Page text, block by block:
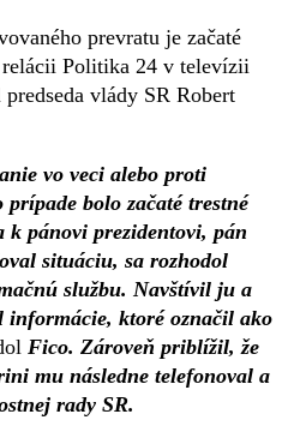
prevratu je začaté
Politika 24 v televízii
vlády SR Robert
vo veci alebo proti
bolo začaté trestné
k pánovi prezidentovi, pán
situáciu, sa rozhodol
službu. Navštívil ju a
informácie, ktoré označil ako
Fico. Zároveň priblížil, že
mu následne telefonoval a
rady SR.